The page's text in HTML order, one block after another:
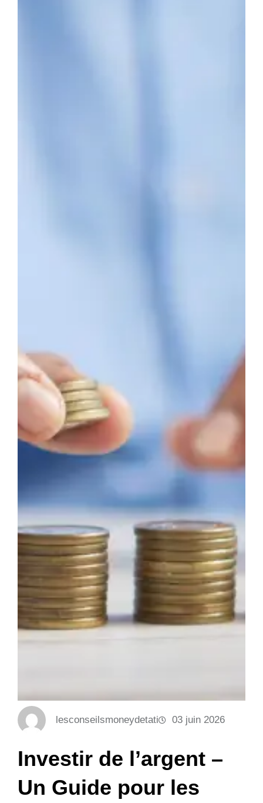
lesconseilsmoneydetati 03 juin 2026
Investir de l’argent –
Un Guide pour les